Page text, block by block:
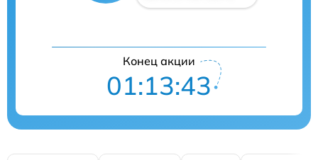
Конец акции
01:13:42